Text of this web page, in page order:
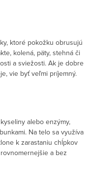
ktoré pokožku obrusujú
kolená, päty, stehná či
a sviežosti. Ak je dobre
vie byť veľmi príjemný.
alebo enzýmy,
Na telo sa využíva
k zarastaniu chĺpkov
a bez